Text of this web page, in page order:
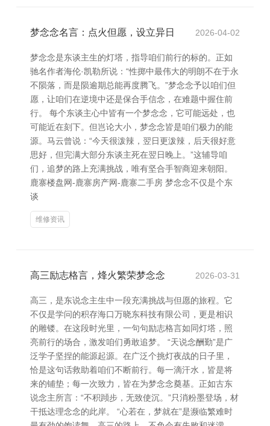
梦念念名言：点火但愿，设立异日 2026-04-02
梦念念是东谈主生的灯塔，指导咱们前行的标的。正如
驰名作者海伦·凯勒所说：“性掷中最伟大的明朗不在于永
不陨落，而是陨逾期总能再度腾飞。”梦念念予以咱们但
愿，让咱们在逆境中还是保合手信念，在难题中握住前
行。 每个东谈主心中皆有一个梦念念，它可能远处，也
可能近在刻下。但岂论大小，梦念念皆是咱们极力的能
源。马云曾说：“今天很泼辣，翌日更泼辣，后天很好意
思好，但完满大部分东谈主死在翌日晚上。”这辅导咱
们，追梦的路上充满挑战，唯有坚合手智商迎来朝阳。
鹿寨楼盘网-鹿寨房产网-鹿寨二手房 梦念念不仅是个东
谈
维修资讯
高三励志格言，烽火繁荣梦念念 2026-03-31
高三，是东说念主生中一段充满挑战与但愿的旅程。它
不仅是学问的积存海口万晓东科技有限公司，更是相识
的雕镂。在这段时光里，一句句励志格言如同灯塔，照
亮前行的场合，激发咱们勇敢追梦。 “天说念酬勤”是广
泛学子坚捏的能源起源。在广泛个挑灯夜战的日子里，
恰是这句话救助着咱们不断前行。每一滴汗水，皆是将
来的铺垫；每一次致力，皆在为梦念念奠基。正如古东
说念主所言：“不积蹞步，无致使沉。”只消粉墨登场，材
干抵达理念念的此岸。 “心若在，梦就在”是濒临繁难时